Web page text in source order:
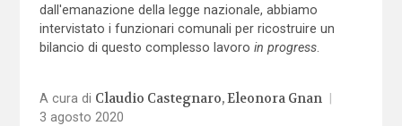
dall'emanazione della legge nazionale, abbiamo
intervistato i funzionari comunali per ricostruire un
bilancio di questo complesso lavoro in progress.
A cura di Claudio Castegnaro Eleonora Gnan
3 agosto 2020